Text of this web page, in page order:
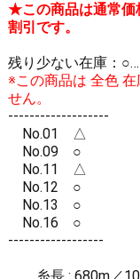
★この商品は通常価
割引です。
残り少ない在庫：
※この商品は 全色
せん。
-------------------
No.01 △
No.09 ○
No.11 △
No.12 ○
No.13 ○
No.16 ○
------------------